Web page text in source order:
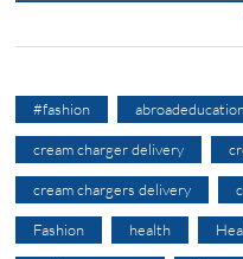
#fashion
cream charger delivery
cream chargers delivery
Fashion health